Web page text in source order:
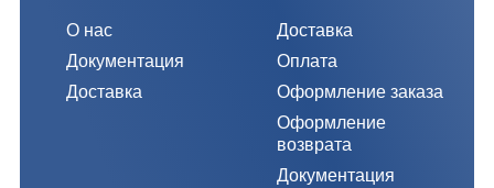
О нас
Документация
Доставка
Доставка
Оплата
Оформление заказа
Оформление
возврата
Документация